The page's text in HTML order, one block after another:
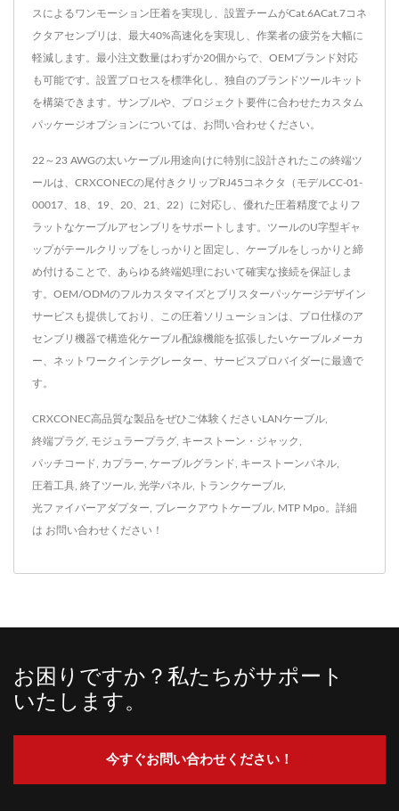
スによるワンモーション圧着を実現し、設置チームがCat.6ACat.7コネ
クタアセンブリは、最大40%高速化を実現し、作業者の疲労を大幅に
軽減します。最小注文数量はわずか20個からで、OEMブランド対応
も可能です。設置プロセスを標準化し、独自のブランドツールキット
を構築できます。サンプルや、プロジェクト要件に合わせたカスタム
パッケージオプションについては、お問い合わせください。
22～23 AWGの太いケーブル用途向けに特別に設計されたこの終端ツ
ールは、CRXCONECの尾付きクリップRJ45コネクタ（モデルCC-01-
00017、18、19、20、21、22）に対応し、優れた圧着精度でよりフ
ラットなケーブルアセンブリをサポートします。ツールのU字型ギャ
ップがテールクリップをしっかりと固定し、ケーブルをしっかりと締
め付けることで、あらゆる終端処理において確実な接続を保証しま
す。OEM/ODMのフルカスタマイズとブリスターパッケージデザイン
サービスも提供しており、この圧着ソリューションは、プロ仕様のア
センブリ機器で構造化ケーブル配線機能を拡張したいケーブルメーカ
ー、ネットワークインテグレーター、サービスプロバイダーに最適で
す。
CRXCONEC高品質な製品をぜひご体験ください LANケーブル
終端プラグ モジュラープラグ キーストーン・ジャック
パッチコード カプラー ケーブルグランド キーストーンパネル
圧着工具 終了ツール 光学パネル トランクケーブル
光ファイバーアダプター ブレークアウトケーブル MTP Mpo。詳細
は お問い合わせください！
お困りですか？私たちがサポート
いたします。
今すぐお問い合わせください！